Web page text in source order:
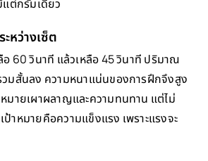
ต่กรัมเดียว
หว่างเซ็ต
60 วินาที แล้วเหลือ 45 วินาที ปริมาณ
วมสั้นลง ความหนาแน่นของการฝึกจึงสูง
มายเผาผลาญและความทนทาน แต่ไม่
ป้าหมายคือความแข็งแรง เพราะแรงจะ